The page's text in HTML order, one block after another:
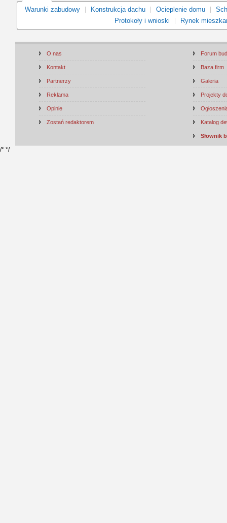
Warunki zabudowy Konstrukcja dachu Ocieplenie domu
Protokoły i wnioski
Rynek
O nas
Kontakt
Partnerzy
Reklama
Opinie
Zostań redaktorem
Forum
Baza firm
Galeria
Projekty
Katalog
Słownik
/* */